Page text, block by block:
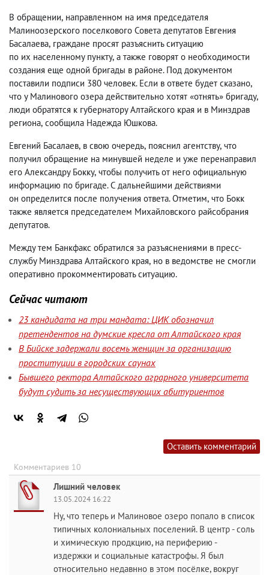
В обращении, направленном на имя председателя
Малиноозерского поселкового Совета депутатов Евгения
Басалаева, граждане просят разъяснить ситуацию
по их населенному пункту, а также говорят о необходимости
создания еще одной бригады в районе. Под документом
поставили подписи 380 человек. Если в ответе будет сказано,
что у Малинового озера действительно хотят «отнять» бригаду,
люди обратятся к губернатору Алтайского края и в Минздрав
региона, сообщила Надежда Юшкова.
Евгений Басалаев, в свою очередь, пояснил агентству, что
получил обращение на минувшей неделе и уже перенаправил
его Александру Бокку, чтобы получить от него официальную
информацию по бригаде. С дальнейшими действиями
он определится после получения ответа. Отметим, что Бокк
также является председателем Михайловского райсобрания
депутатов.
Между тем Банкфакс обратился за разъяснениями в пресс-
службу Минздрава Алтайского края, но в ведомстве не смогли
оперативно прокомментировать ситуацию.
Сейчас читают
23 кандидата на три мандата: ЦИК обозначил
претендентов на думские кресла от Алтайского края
В Бийске задержали восемь женщин за организацию
проституции в городских саунах
Бывшего ректора Алтайского аграрного университета
будут судить за несуществующих абитуриентов
Оставить комментарий
Комментариев 10
Лишний человек
13.05.2024 16:22
Ну, что теперь и Малиновое озеро попало в список
типичных колониальных поселений. В центр - соль
и химическую продкцию, на периферию -
издержки и социальные катастрофы. Я был
относительно недавнно в этом посёлке, вокруг